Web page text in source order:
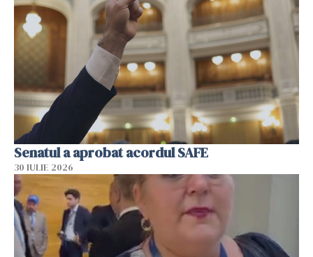
Senatul a aprobat acordul SAFE
30 IULIE 2026